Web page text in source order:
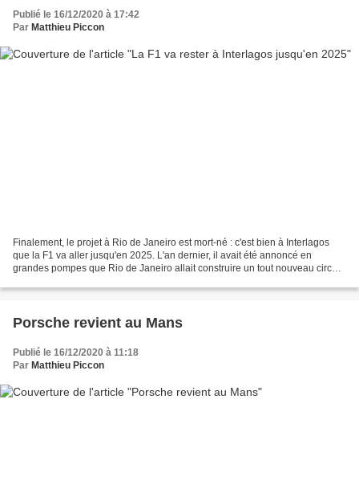
Publié le 16/12/2020 à 17:42
Par Matthieu Piccon
Finalement, le projet à Rio de Janeiro est mort-né : c'est bien à Interlagos
que la F1 va aller jusqu'en 2025. L'an dernier, il avait été annoncé en
grandes pompes que Rio de Janeiro allait construire un tout nouveau circuit
Porsche revient au Mans
Publié le 16/12/2020 à 11:18
Par Matthieu Piccon